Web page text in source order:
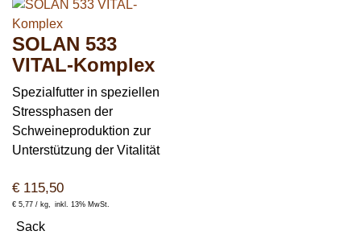
SOLAN 533
VITAL-Komplex
Spezialfutter in speziellen
Stressphasen der
Schweineproduktion zur
Unterstützung der Vitalität
€ 115,50
€ 5,77 / kg inkl. 13% MwSt.
Sack